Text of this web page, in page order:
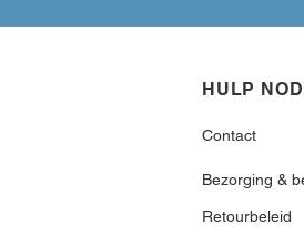
HULP
Contact
Bezorging &
Retourbeleid